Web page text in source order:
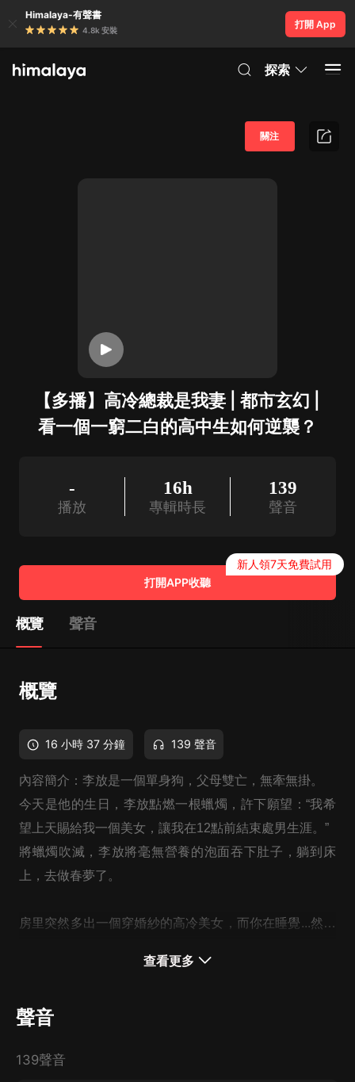
Himalaya-有聲書
4.8k 安裝
打開 App
探索
【多播】高冷總裁是我妻 | 都市玄幻 |
看一個一窮二白的高中生如何逆襲？
關注
-
播放
16h
專輯時長
139
聲音
打開APP收聽
新人領7天免費試用
概覽 聲音
概覽
16 小時 37 分鐘 139 聲音
內容簡介：李放是一個單身狗，父母雙亡，無牽無掛。
今天是他的生日，李放點燃一根蠟燭，許下願望：“我希
望上天賜給我一個美女，讓我在12點前結束處男生涯。”
將蠟燭吹滅，李放將毫無營養的泡面吞下肚子，躺到床
上，去做春夢了。
房里突然多出一個穿婚紗的高冷美女，而你在睡覺...然后
查看更多
聲音
139聲音